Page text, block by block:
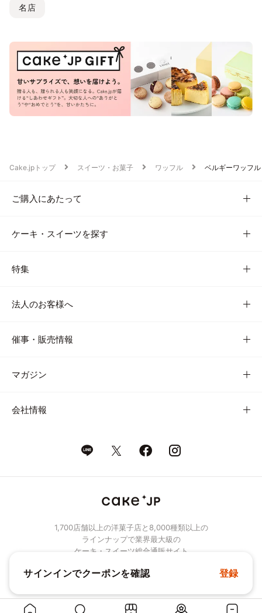
名店
Cake.jpトップ スイーツ・お菓子 ワッフル ベルギーワッフル
ご購入にあたって
ケーキ・スイーツを探す
特集
法人のお客様へ
催事・販売情報
マガジン
会社情報
1,700店舗以上の洋菓子店と8,000種類以上の
ラインナップで業界最大級の
ケーキ・スイーツ総合通販サイト
© Cake.jp Co., Ltd.
サインインでクーポンを確認 登録